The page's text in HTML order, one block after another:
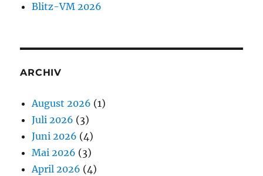
Blitz-VM 2026
ARCHIV
August 2026 (1)
Juli 2026 (3)
Juni 2026 (4)
Mai 2026 (3)
April 2026 (4)